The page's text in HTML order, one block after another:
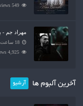
549 views
مهراد جم
18 ساعت پیش
4,925 views
آخرین آلبوم ها آرشیو